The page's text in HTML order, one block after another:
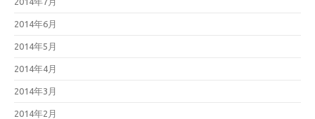
2014年6月
2014年5月
2014年4月
2014年3月
2014年2月